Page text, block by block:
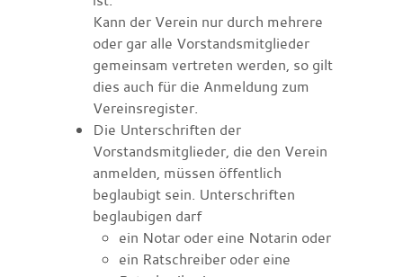
Kann der Verein nur durch mehrere
oder gar alle Vorstandsmitglieder
gemeinsam vertreten werden, so gilt
dies auch für die Anmeldung zum
Vereinsregister.
Die Unterschriften der
Vorstandsmitglieder, die den Verein
anmelden, müssen öffentlich
beglaubigt sein. Unterschriften
beglaubigen darf
ein Notar oder eine Notarin oder
ein Ratschreiber oder eine